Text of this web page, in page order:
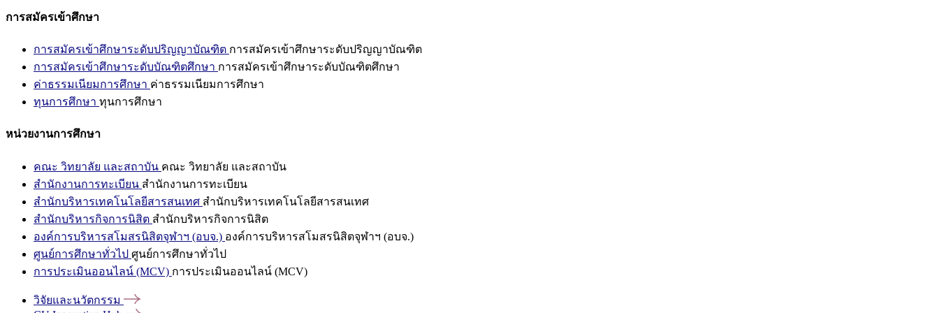
การสมัครเข้าศึกษา
การสมัครเข้าศึกษาระดับปริญญาบัณฑิต การสมัครเข้าศึกษาระดับปริญญาบัณฑิต
การสมัครเข้าศึกษาระดับบัณฑิตศึกษา การสมัครเข้าศึกษาระดับบัณฑิตศึกษา
ค่าธรรมเนียมการศึกษา ค่าธรรมเนียมการศึกษา
ทุนการศึกษา ทุนการศึกษา
หน่วยงานการศึกษา
คณะ วิทยาลัย และสถาบัน คณะ วิทยาลัย และสถาบัน
สำนักงานการทะเบียน สำนักงานการทะเบียน
สำนักบริหารเทคโนโลยีสารสนเทศ สำนักบริหารเทคโนโลยีสารสนเทศ
สำนักบริหารกิจการนิสิต สำนักบริหารกิจการนิสิต
องค์การบริหารสโมสรนิสิตจุฬาฯ (อบจ.) องค์การบริหารสโมสรนิสิตจุฬาฯ (อบจ.)
ศูนย์การศึกษาทั่วไป ศูนย์การศึกษาทั่วไป
การประเมินออนไลน์ (MCV) การประเมินออนไลน์ (MCV)
วิจัยและนวัตกรรม